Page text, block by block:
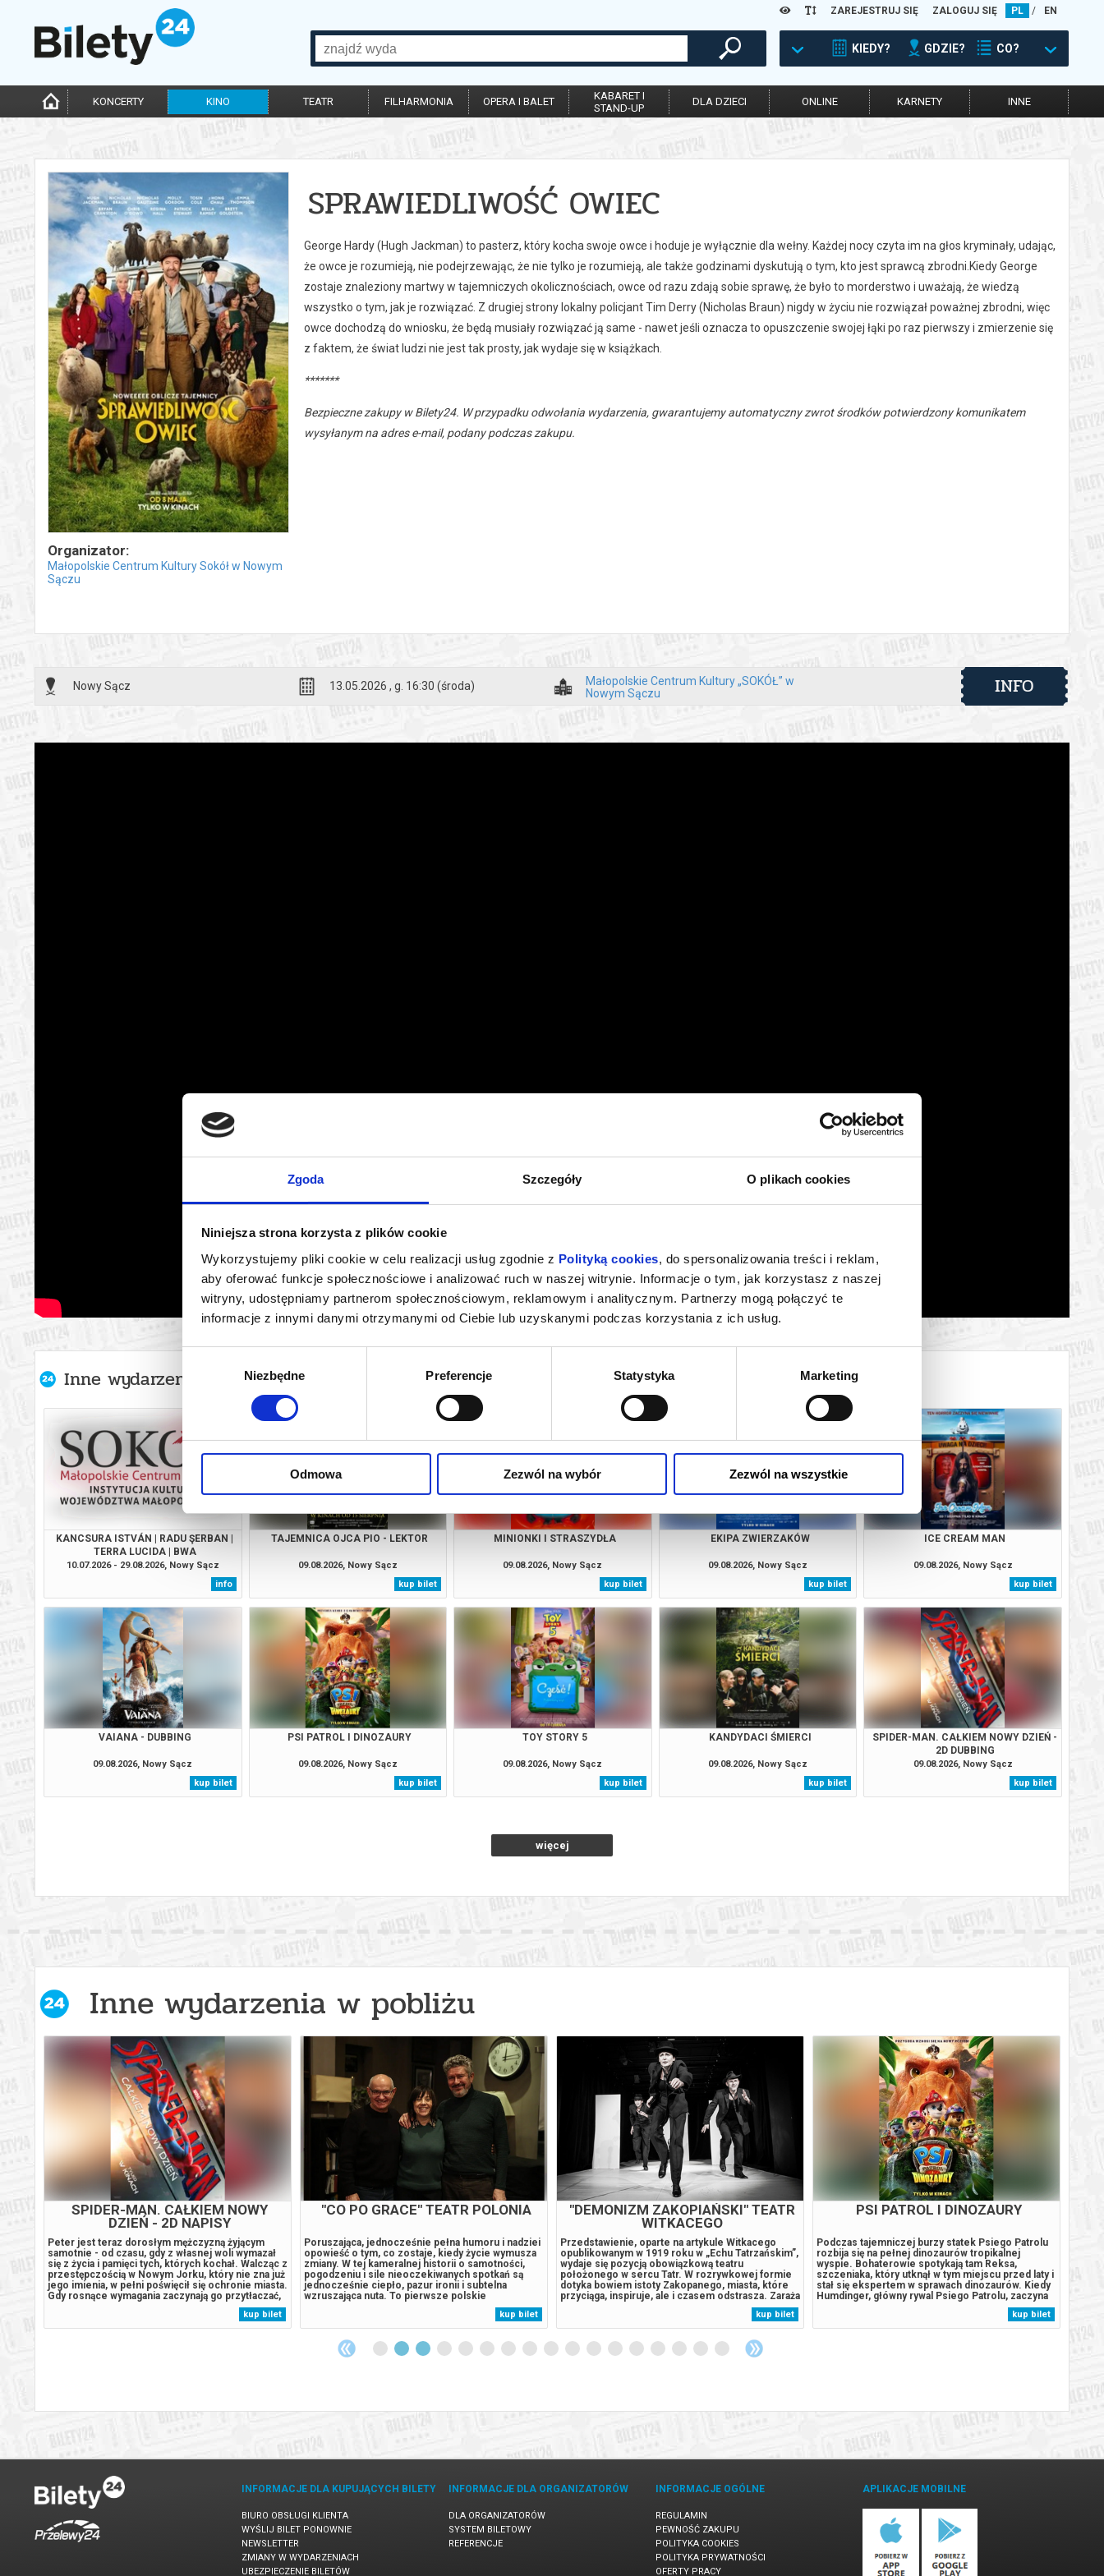
Zgoda Szczegóły O plikach cookies
Niniejsza strona korzysta z plików cookie
Wykorzystujemy pliki cookie w celu realizacji usług zgodnie z Polityką cookies, do spersonalizowania treści i reklam,
aby oferować funkcje społecznościowe i analizować ruch w naszej witrynie. Informacje o tym, jak korzystasz z naszej
witryny, udostępniamy partnerom społecznościowym, reklamowym i analitycznym. Partnerzy mogą połączyć te
informacje z innymi danymi otrzymanymi od Ciebie lub uzyskanymi podczas korzystania z ich usług.
Wybór
zgody
Niezbędne Preferencje Statystyka Marketing
Odmowa Zezwól na wybór Zezwól na wszystkie
ZAREJESTRUJ SIĘ ZALOGUJ SIĘ PL / EN
KIEDY? GDZIE? CO?
KONCERTY KINO TEATR FILHARMONIA OPERA I BALET
KABARET I
STAND-UP
DLA DZIECI ONLINE KARNETY INNE
Organizator:
Małopolskie Centrum Kultury Sokół w Nowym
Sączu
SPRAWIEDLIWOŚĆ OWIEC
George Hardy (Hugh Jackman) to pasterz, który kocha swoje owce i hoduje je wyłącznie dla wełny. Każdej nocy czyta im na głos kryminały, udając,
że owce je rozumieją, nie podejrzewając, że nie tylko je rozumieją, ale także godzinami dyskutują o tym, kto jest sprawcą zbrodni.Kiedy George
zostaje znaleziony martwy w tajemniczych okolicznościach, owce od razu zdają sobie sprawę, że było to morderstwo i uważają, że wiedzą
wszystko o tym, jak je rozwiązać. Z drugiej strony lokalny policjant Tim Derry (Nicholas Braun) nigdy w życiu nie rozwiązał poważnej zbrodni, więc
owce dochodzą do wniosku, że będą musiały rozwiązać ją same - nawet jeśli oznacza to opuszczenie swojej łąki po raz pierwszy i zmierzenie się
z faktem, że świat ludzi nie jest tak prosty, jak wydaje się w książkach.
*******
Bezpieczne zakupy w Bilety24. W przypadku odwołania wydarzenia, gwarantujemy automatyczny zwrot środków potwierdzony komunikatem
wysyłanym na adres e-mail, podany podczas zakupu.
Nowy Sącz 13.05.2026 , g. 16:30 (środa)
Małopolskie Centrum Kultury „SOKÓŁ” w
Nowym Sączu
INFO
Inne wydarzenia organizatora
KANCSURA ISTVÁN | RADU ŞERBAN |
TERRA LUCIDA | BWA
10.07.2026 - 29.08.2026, Nowy Sącz
info
TAJEMNICA OJCA PIO - LEKTOR
09.08.2026, Nowy Sącz
kup bilet
MINIONKI I STRASZYDŁA
09.08.2026, Nowy Sącz
kup bilet
EKIPA ZWIERZAKÓW
09.08.2026, Nowy Sącz
kup bilet
ICE CREAM MAN
09.08.2026, Nowy Sącz
kup bilet
VAIANA - DUBBING
09.08.2026, Nowy Sącz
kup bilet
PSI PATROL I DINOZAURY
09.08.2026, Nowy Sącz
kup bilet
TOY STORY 5
09.08.2026, Nowy Sącz
kup bilet
KANDYDACI ŚMIERCI
09.08.2026, Nowy Sącz
kup bilet
SPIDER-MAN. CAŁKIEM NOWY DZIEŃ -
2D DUBBING
09.08.2026, Nowy Sącz
kup bilet
więcej
Inne wydarzenia w pobliżu
i
i
SPIDER-MAN. CAŁKIEM NOWY
DZIEŃ - 2D NAPISY
Peter jest teraz dorosłym mężczyzną żyjącym
samotnie - od czasu, gdy z własnej woli wymazał
się z życia i pamięci tych, których kochał. Walcząc z
przestępczością w Nowym Jorku, który nie zna już
jego imienia, w pełni poświęcił się ochronie miasta.
Gdy rosnące wymagania zaczynają go przytłaczać,
presja wywołuje zaskakującą fizyczną przemianę,
która zagraża jego istnieniu, podczas gdy nowy,
niepokojący...
kup bilet
"CO PO GRACE" TEATR POLONIA
Poruszająca, jednocześnie pełna humoru i nadziei
opowieść o tym, co zostaje, kiedy życie wymusza
zmiany. W tej kameralnej historii o samotności,
pogodzeniu i sile nieoczekiwanych spotkań są
jednocześnie ciepło, pazur ironii i subtelna
wzruszająca nuta. To pierwsze polskie
wystawienie tego tekstu — przygotowywane z
udziałem wspaniałych aktorów, których klasa,
doświadczenie i charyzma sceniczna nadają...
kup bilet
"DEMONIZM ZAKOPIAŃSKI" TEATR
WITKACEGO
Przedstawienie, oparte na artykule Witkacego
opublikowanym w 1919 roku w „Echu Tatrzańskim”,
wydaje się pozycją obowiązkową teatru
położonego w sercu Tatr. W rozrywkowej formie
dotyka bowiem istoty Zakopanego, miasta, które
przyciąga, inspiruje, ale i czasem odstrasza. Zaraża
i uzależnia. Stąd witkacowskie przekonanie o
pewnym jego demonizmie, o „zakopianinie” –
narkotyku, który zniewala przyjezdnych...
kup bilet
PSI PATROL I DINOZAURY
Podczas tajemniczej burzy statek Psiego Patrolu
rozbija się na pełnej dinozaurów tropikalnej
wyspie. Bohaterowie spotykają tam Reksa,
szczeniaka, który utknął w tym miejscu przed laty i
stał się ekspertem w sprawach dinozaurów. Kiedy
Humdinger, główny rywal Psiego Patrolu, zaczyna
lekkomyślnie eksploatować zasoby naturalne
wyspy, doprowadza do wybuchu ogromnego,
uśpionego od lat wulkanu. Psi Patrol...
kup bilet
INFORMACJE DLA KUPUJĄCYCH BILETY
BIURO OBSŁUGI KLIENTA
WYŚLIJ BILET PONOWNIE
NEWSLETTER
ZMIANY W WYDARZENIACH
UBEZPIECZENIE BILETÓW
INFORMACJE DLA ORGANIZATORÓW
DLA ORGANIZATORÓW
SYSTEM BILETOWY
REFERENCJE
INFORMACJE OGÓLNE
REGULAMIN
PEWNOŚĆ ZAKUPU
POLITYKA COOKIES
POLITYKA PRYWATNOŚCI
OFERTY PRACY
APLIKACJE MOBILNE